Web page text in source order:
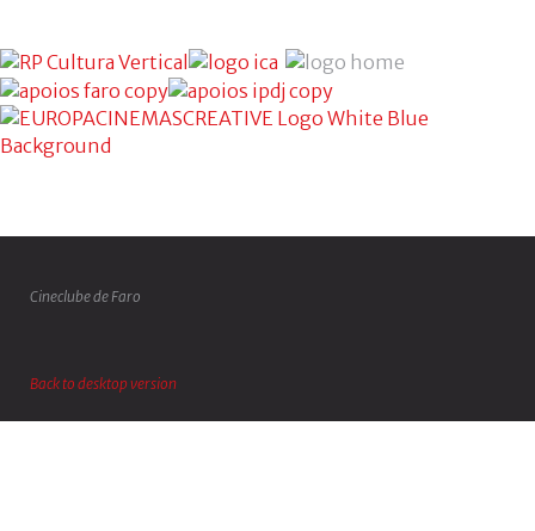
Cineclube de Faro
Back to desktop version